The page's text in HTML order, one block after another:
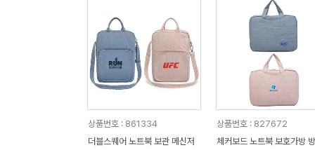
상품번호 : 861334
더블스퀘어 노트북 보관 메신저
상품번호 : 827672
체커보드 노트북 보호가방